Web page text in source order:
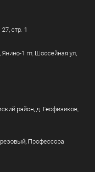
стр. 1
1 гп, Шоссейная ул,
район, д. Геофизиков,
Профессора